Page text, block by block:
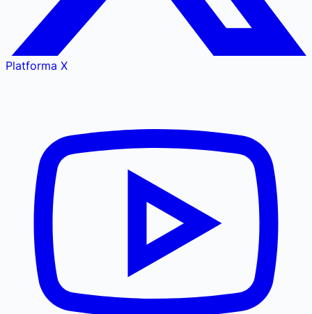
Platforma X